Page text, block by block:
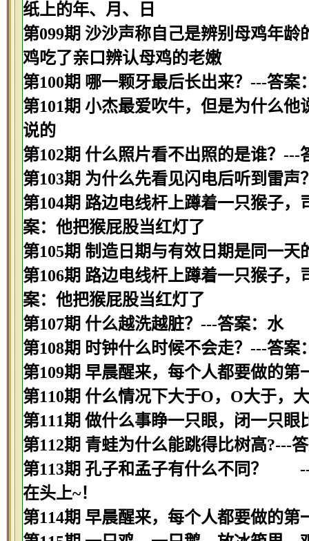
纸上的年、月、日
第099期 沙沙声称自己是辨别母鸡年
鸡吃了亲口辨认母鸡的老嫩
第100期 哪一颗牙最后长出来？---答案
第101期 小杰最爱吹牛，但是为什么
说的
第102期 什么照片看不出照的是谁？---
第103期 为什么先看见闪电后听到雷
第104期 路边电线杆上蹲着一只猴子
案：他把猴屁股当红灯了
第105期 制造日期与有效日期是同一
第106期 路边电线杆上蹲着一只猴子
案：他把猴屁股当红灯了
第107期 什么越洗越脏？---答案：水
第108期 时钟什么时候不会走？---答案
第109期 早晨醒来，每个人都要做的
第110期 什么情况下大于O，O大于，
第111期 做什么事睁一只眼，闭一只眼
第112期 青蛙为什么能跳得比树高?---
第113期 孔子和孟子有什么不同？
在头上~！
第114期 早晨醒来，每个人都要做的